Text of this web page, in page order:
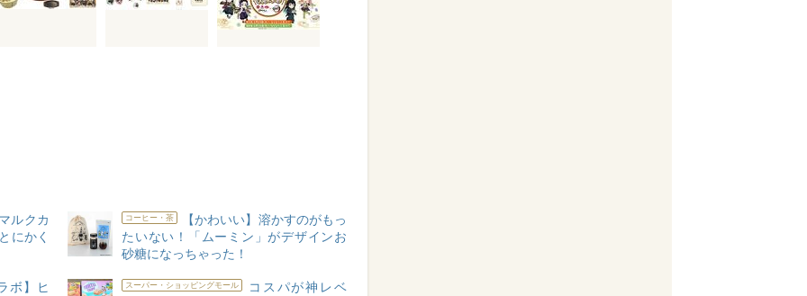
ルクカ
にかく
コーヒー・茶
【かわいい】溶かすのがもっ
たいない！「ムーミン」がデザインお
砂糖になっちゃった！
ボ】ヒ
スーパー・ショッピングモール
コスパが神レベ